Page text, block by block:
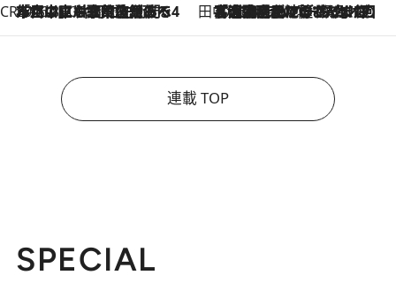
CREA'S CHOICE
2026.8.7
「立川にも歌舞伎があるんだよ」 片岡仁左衛門・市川中車ら豪華座組みで4年目の立川立飛歌舞伎へ 田中稲の勝手に再ブーム
2026.8.7
「湘南乃風に憧れて」観客大盛上がりの“タオル回し”に、ラッパー顔負けの高速歌唱まで…さだまさし（74）のアグレッシブすぎる現在地
連載 TOP
SPECIAL